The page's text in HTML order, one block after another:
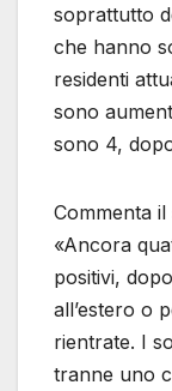
soprattutto
che hanno
residenti
sono
sono 4,
Commenta
«Ancora
positivi,
all’estero o
rientrate. I
tranne uno